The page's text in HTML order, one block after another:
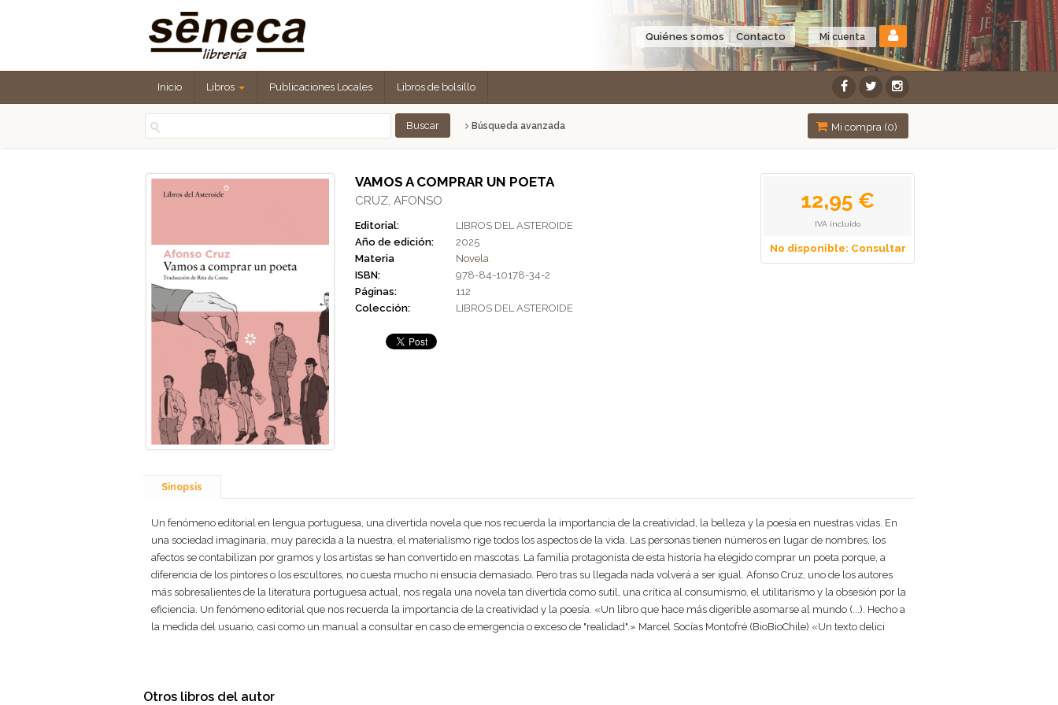
Mi cuenta
Quiénes somos Contacto
Inicio Libros Publicaciones Locales Libros de bolsillo
Búsqueda avanzada Mi compra (0)
VAMOS A COMPRAR UN POETA
CRUZ, AFONSO
Editorial:
LIBROS DEL ASTEROIDE
Año de edición:
2025
Materia
Novela
ISBN:
978-84-10178-34-2
Páginas:
112
Colección:
LIBROS DEL ASTEROIDE
12,95 €
IVA incluido
No disponible: Consultar
Sinopsis
Un fenómeno editorial en lengua portuguesa, una divertida novela que nos recuerda la importancia de la creatividad, la belleza y la poesía en nuestras vidas. En
una sociedad imaginaria, muy parecida a la nuestra, el materialismo rige todos los aspectos de la vida. Las personas tienen números en lugar de nombres, los
afectos se contabilizan por gramos y los artistas se han convertido en mascotas. La familia protagonista de esta historia ha elegido comprar un poeta porque, a
diferencia de los pintores o los escultores, no cuesta mucho ni ensucia demasiado. Pero tras su llegada nada volverá a ser igual. Afonso Cruz, uno de los autores
más sobresalientes de la literatura portuguesa actual, nos regala una novela tan divertida como sutil, una crítica al consumismo, el utilitarismo y la obsesión por la
eficiencia. Un fenómeno editorial que nos recuerda la importancia de la creatividad y la poesía. «Un libro que hace más digerible asomarse al mundo (...). Hecho a
la medida del usuario, casi como un manual a consultar en caso de emergencia o exceso de "realidad".» Marcel Socías Montofré (BioBioChile) «Un texto delici
Otros libros del autor